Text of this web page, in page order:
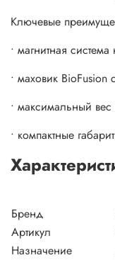
Ключевые
• магнитная
• маховик
• максимальный
• компактные
Бренд
Артикул
Назначение